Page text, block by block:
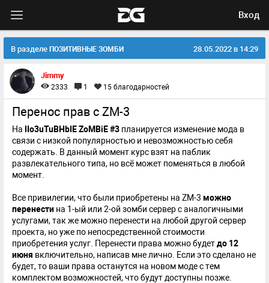
Вход
В разделе ПОЗИТИВНЫЕ ЗОМБИ 28.05.2022 в 14:29
Jimmy
2333 1 15 благодарностей
Перенос прав с ZM-3
На IIo3uTuBHbIE ZoMBiE #3 планируется изменение мода в
связи с низкой популярностью и невозможностью себя
содержать. В данный момент курс взят на паблик
развлекательного типа, но всё может поменяться в любой
момент.
Все привилегии, что были приобретены на ZM-3 можно
перенести на 1-ый или 2-ой зомби сервер с аналогичными
услугами, так же можно перенести на любой другой сервер
проекта, но уже по непосредственной стоимости
приобретения услуг. Перенести права можно будетдо 12
июня включительно, написав мне лично. Если это сделано не
будет, то ваши права останутся на новом моде с тем
комплектом возможностей, что будут доступны позже.